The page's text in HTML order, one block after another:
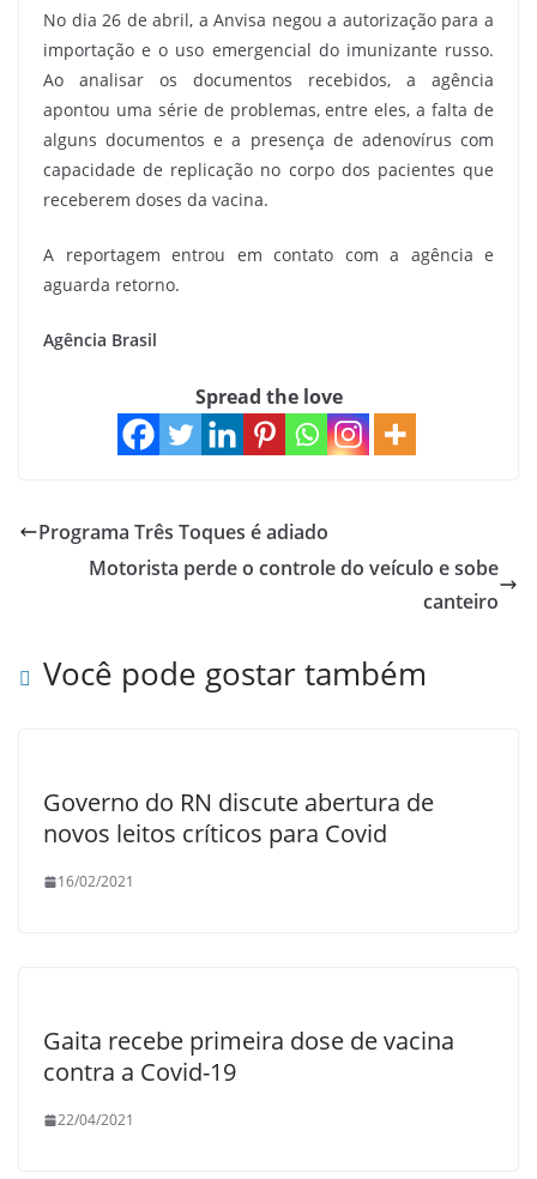
No dia 26 de abril, a Anvisa negou a autorização para a
importação e o uso emergencial do imunizante russo.
Ao analisar os documentos recebidos, a agência
apontou uma série de problemas, entre eles, a falta de
alguns documentos e a presença de adenovírus com
capacidade de replicação no corpo dos pacientes que
receberem doses da vacina.
A reportagem entrou em contato com a agência e
aguarda retorno.
Agência Brasil
Spread the love
Programa Três Toques é adiado
Motorista perde o controle do veículo e sobe
canteiro
Você pode gostar também
Governo do RN discute abertura de
novos leitos críticos para Covid
16/02/2021
Gaita recebe primeira dose de vacina
contra a Covid-19
22/04/2021